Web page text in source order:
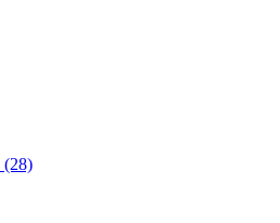
(28)